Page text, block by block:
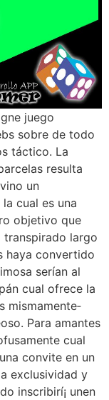
juego
sobre de todo
táctico. La
resulta
un
cual es una
objetivo que
transpirado largo
haya convertido
serí­an al
cual ofrece la
mismamente­
Para amantes
cual
convite en un
exclusividad y
inscribirí¡ unen